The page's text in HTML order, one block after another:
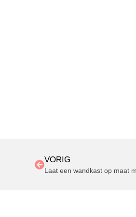
VORIG
Laat een wandkast op maat